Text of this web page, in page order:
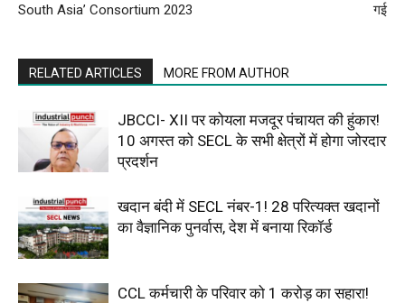
South Asia’ Consortium 2023
गई
RELATED ARTICLES MORE FROM AUTHOR
JBCCI- XII पर कोयला मजदूर पंचायत की हुंकार!
10 अगस्त को SECL के सभी क्षेत्रों में होगा जोरदार
प्रदर्शन
खदान बंदी में SECL नंबर-1! 28 परित्यक्त खदानों
का वैज्ञानिक पुनर्वास, देश में बनाया रिकॉर्ड
CCL कर्मचारी के परिवार को ₹1 करोड़ का सहारा!